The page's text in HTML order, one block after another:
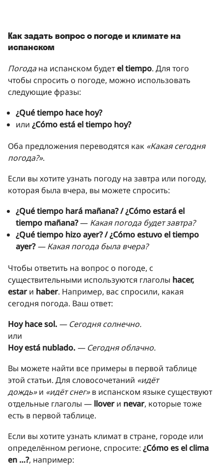
Как задать вопрос о погоде и климате на
испанском
Погодана испанском будетel tiempo. Для того
чтобы спросить о погоде, можно использовать
следующие фразы:
¿Qué tiempo hace hoy?
или ¿Cómo está el tiempo hoy?
Оба предложения переводятся как «Какая сегодня
погода?».
Если вы хотите узнать погоду на завтра или погоду,
которая была вчера, вы можете спросить:
¿Qué tiempo hará mañana? / ¿Cómo estará el
tiempo mañana?— Какая погода будет завтра?
¿Qué tiempo hizo ayer? / ¿Cómo estuvo el tiempo
ayer?— Какая погода была вчера?
Чтобы ответить на вопрос о погоде, с
существительными используются глаголы hacer,
estarи haber. Например, вас спросили, какая
сегодня погода. Ваш ответ:
Hoy hace sol. — Сегодня солнечно.
или
Hoy está nublado. — Сегодня облачно.
Вы можете найти все примеры в первой таблице
этой статьи. Для словосочетаний «идёт
дождь»и «идёт снег»в испанском языке существуют
отдельные глаголы — lloverи nevar, которые тоже
есть в первой таблице.
Если вы хотите узнать климат в стране, городе или
определённом регионе, спросите: ¿Cómo es el clima
en …?, например: